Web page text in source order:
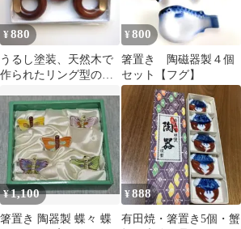
¥880
うるし塗装、天然木で
作られたリング型の箸
ト 新品未使用品
¥ 800
箸置き 陶磁器製４個
セット【フグ】
¥1,100
箸置き 陶器製 蝶々 蝶
¥888
有田焼・箸置き5個・蟹